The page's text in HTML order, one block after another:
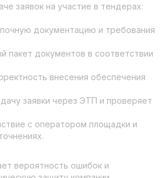
заявок на участие в тендерах:
документацию и требования
пакет документов в соответствии
внесения обеспечения
заявки через ЭТП и проверяет
с оператором площадки и
вероятность ошибок и